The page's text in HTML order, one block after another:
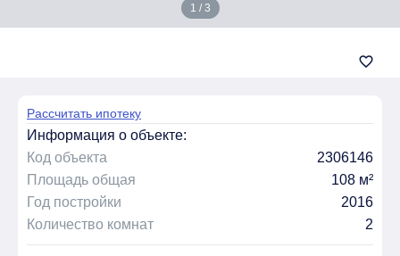
1 / 3
favorite_border
Рассчитать ипотеку
Информация о объекте:
Код объекта
2306146
Площадь общая
108 м²
Год постройки
2016
Количество комнат
2